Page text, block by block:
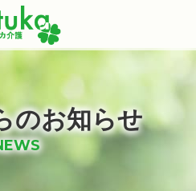
のお知らせ